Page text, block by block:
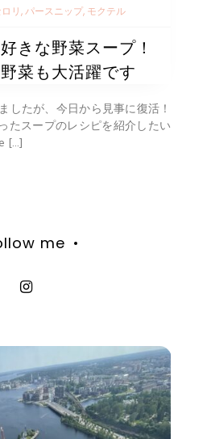
リ,パースニップ, モクテル
きな野菜スープ！
菜も大活躍です
したが、今日から見事に復活！
たスープのレシピを紹介したい
[…]
me